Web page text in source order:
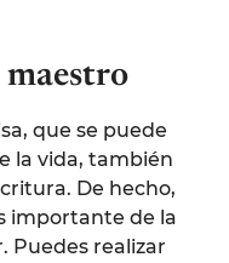
maestro
que se puede
la vida, también
De hecho,
importante de la
Puedes realizar